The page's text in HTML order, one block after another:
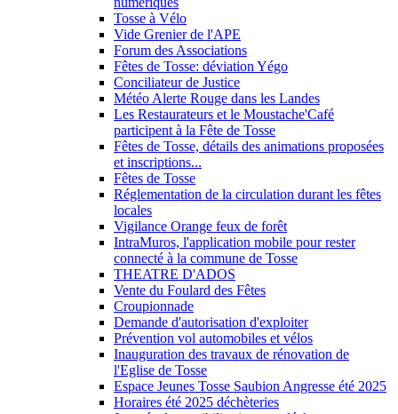
Tosse à Vélo
Vide Grenier de l'APE
Forum des Associations
Fêtes de Tosse: déviation Yégo
Conciliateur de Justice
Météo Alerte Rouge dans les Landes
Les Restaurateurs et le Moustache'Café
participent à la Fête de Tosse
Fêtes de Tosse, détails des animations proposées
et inscriptions...
Fêtes de Tosse
Réglementation de la circulation durant les fêtes
locales
Vigilance Orange feux de forêt
IntraMuros, l'application mobile pour rester
connecté à la commune de Tosse
THEATRE D'ADOS
Vente du Foulard des Fêtes
Croupionnade
Demande d'autorisation d'exploiter
Prévention vol automobiles et vélos
Inauguration des travaux de rénovation de
l'Eglise de Tosse
Espace Jeunes Tosse Saubion Angresse été 2025
Horaires été 2025 déchèteries